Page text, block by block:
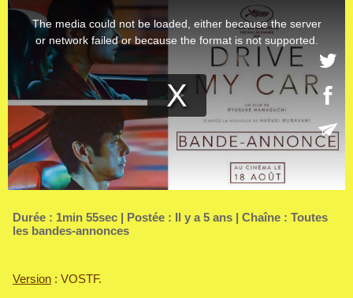
Durée : 1min 55sec | Postée : Il y a 5 ans | Chaîne : Toutes
les bandes-annonces
Version : VOSTF.